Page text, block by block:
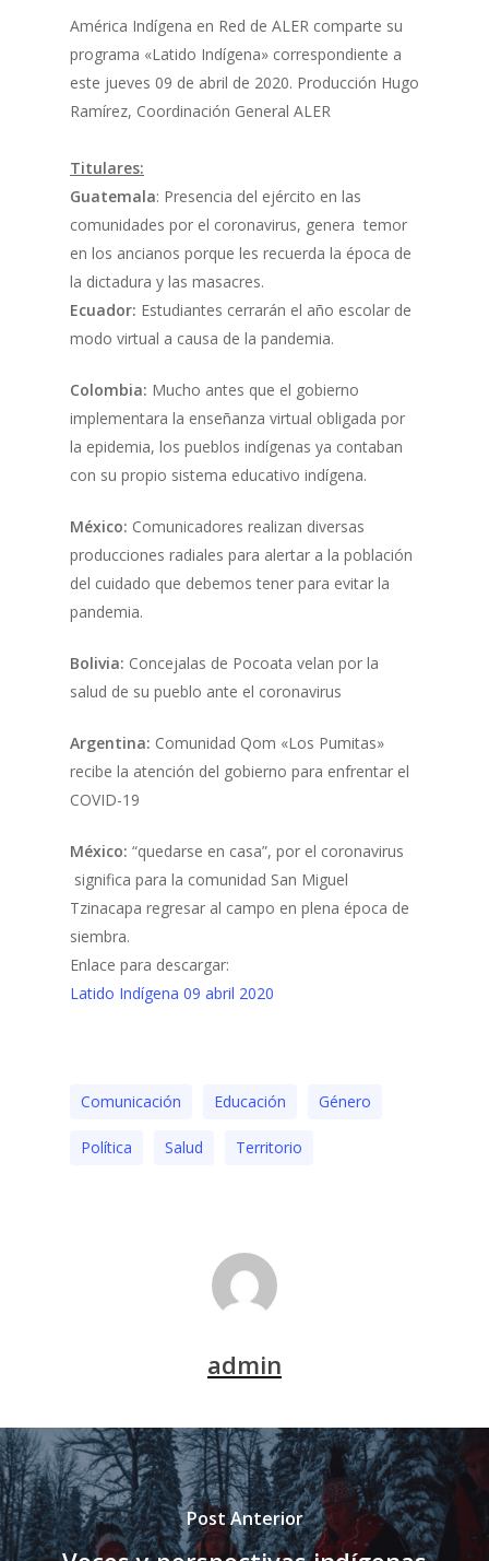
América Indígena en Red de ALER comparte su
programa «Latido Indígena» correspondiente a
este jueves 09 de abril de 2020. Producción Hugo
Ramírez, Coordinación General ALER
Titulares:
Guatemala: Presencia del ejército en las
comunidades por el coronavirus, genera temor
en los ancianos porque les recuerda la época de
la dictadura y las masacres.
Ecuador: Estudiantes cerrarán el año escolar de
modo virtual a causa de la pandemia.
Colombia: Mucho antes que el gobierno
implementara la enseñanza virtual obligada por
la epidemia, los pueblos indígenas ya contaban
con su propio sistema educativo indígena.
México: Comunicadores realizan diversas
producciones radiales para alertar a la población
del cuidado que debemos tener para evitar la
pandemia.
Bolivia: Concejalas de Pocoata velan por la
salud de su pueblo ante el coronavirus
Argentina: Comunidad Qom «Los Pumitas»
recibe la atención del gobierno para enfrentar el
COVID-19
México: “quedarse en casa”, por el coronavirus
significa para la comunidad San Miguel
Tzinacapa regresar al campo en plena época de
siembra.
Enlace para descargar:
Latido Indígena 09 abril 2020
Comunicación Educación Género
Polí­tica Salud Territorio
admin
Post Anterior